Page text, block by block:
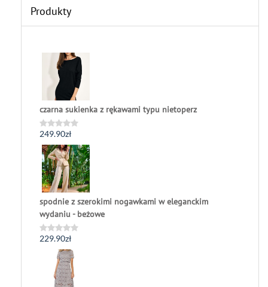
Produkty
czarna sukienka z rękawami typu nietoperz
Oceniono
0
na
5
249.90zł
spodnie z szerokimi nogawkami w eleganckim
wydaniu - beżowe
Oceniono
229.90zł